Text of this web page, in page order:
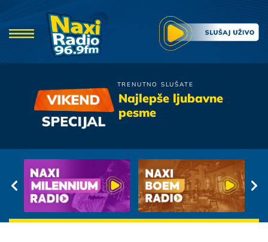
TRENUTNO SLUŠATE
Najlepše ljubavne
pesme
Nina Badric
Ja Za Ljubav Necu Moliti